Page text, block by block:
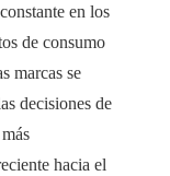
en los
de consumo
marcas se
decisiones de
hacia el